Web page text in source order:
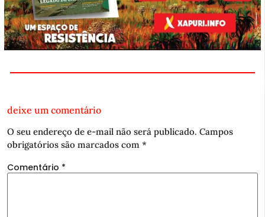
deixe um comentário
O seu endereço de e-mail não será publicado. Campos
obrigatórios são marcados com *
Comentário *